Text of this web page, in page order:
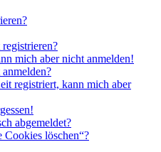
mich aber nicht anmelden!
registriert, kann mich aber
abgemeldet?
löschen“?